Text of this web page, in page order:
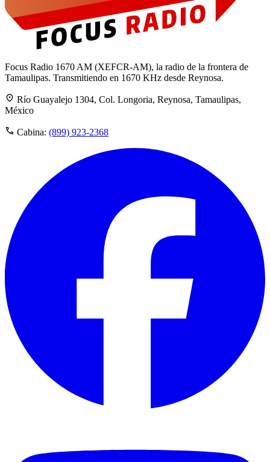
Focus Radio 1670 AM (XEFCR-AM), la radio de la frontera de
Tamaulipas. Transmitiendo en 1670 KHz desde Reynosa.
Río Guayalejo 1304, Col. Longoria, Reynosa, Tamaulipas,
México
Cabina: (899) 923-2368